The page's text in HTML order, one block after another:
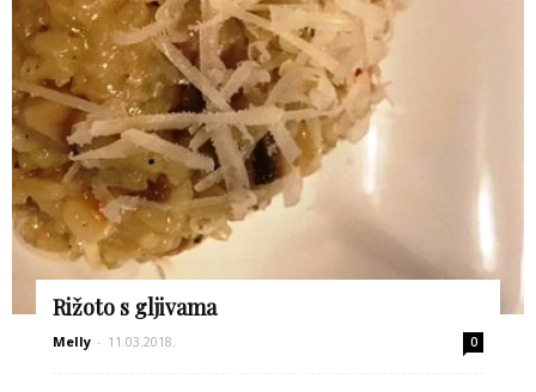
Rižoto s gljivama
Melly - 11.03.2018. 0